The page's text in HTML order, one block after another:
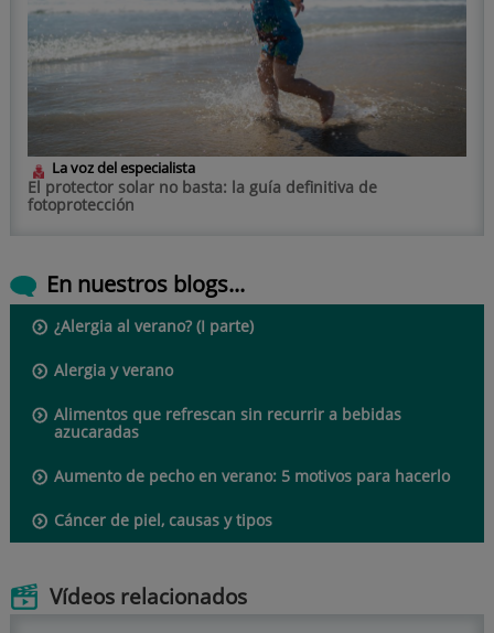
La voz del especialista
El protector solar no basta: la guía definitiva de
fotoprotección
En nuestros blogs...
¿Alergia al verano? (I parte)
Alergia y verano
Alimentos que refrescan sin recurrir a bebidas
azucaradas
Aumento de pecho en verano: 5 motivos para hacerlo
Cáncer de piel, causas y tipos
Vídeos relacionados